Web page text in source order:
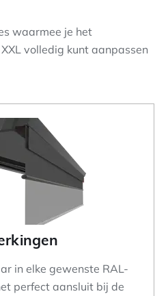
waarmee je het
volledig kunt aanpassen
in elke gewenste RAL-
perfect aansluit bij de